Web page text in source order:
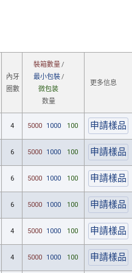
內牙
圈數
裝箱數量/
最小包裝/
微包装
数量
更多信息
4 5000 1000 100
6 5000 1000 100
6 5000 1000 100
6 5000 1000 100
4 5000 1000 100
4 5000 1000 100